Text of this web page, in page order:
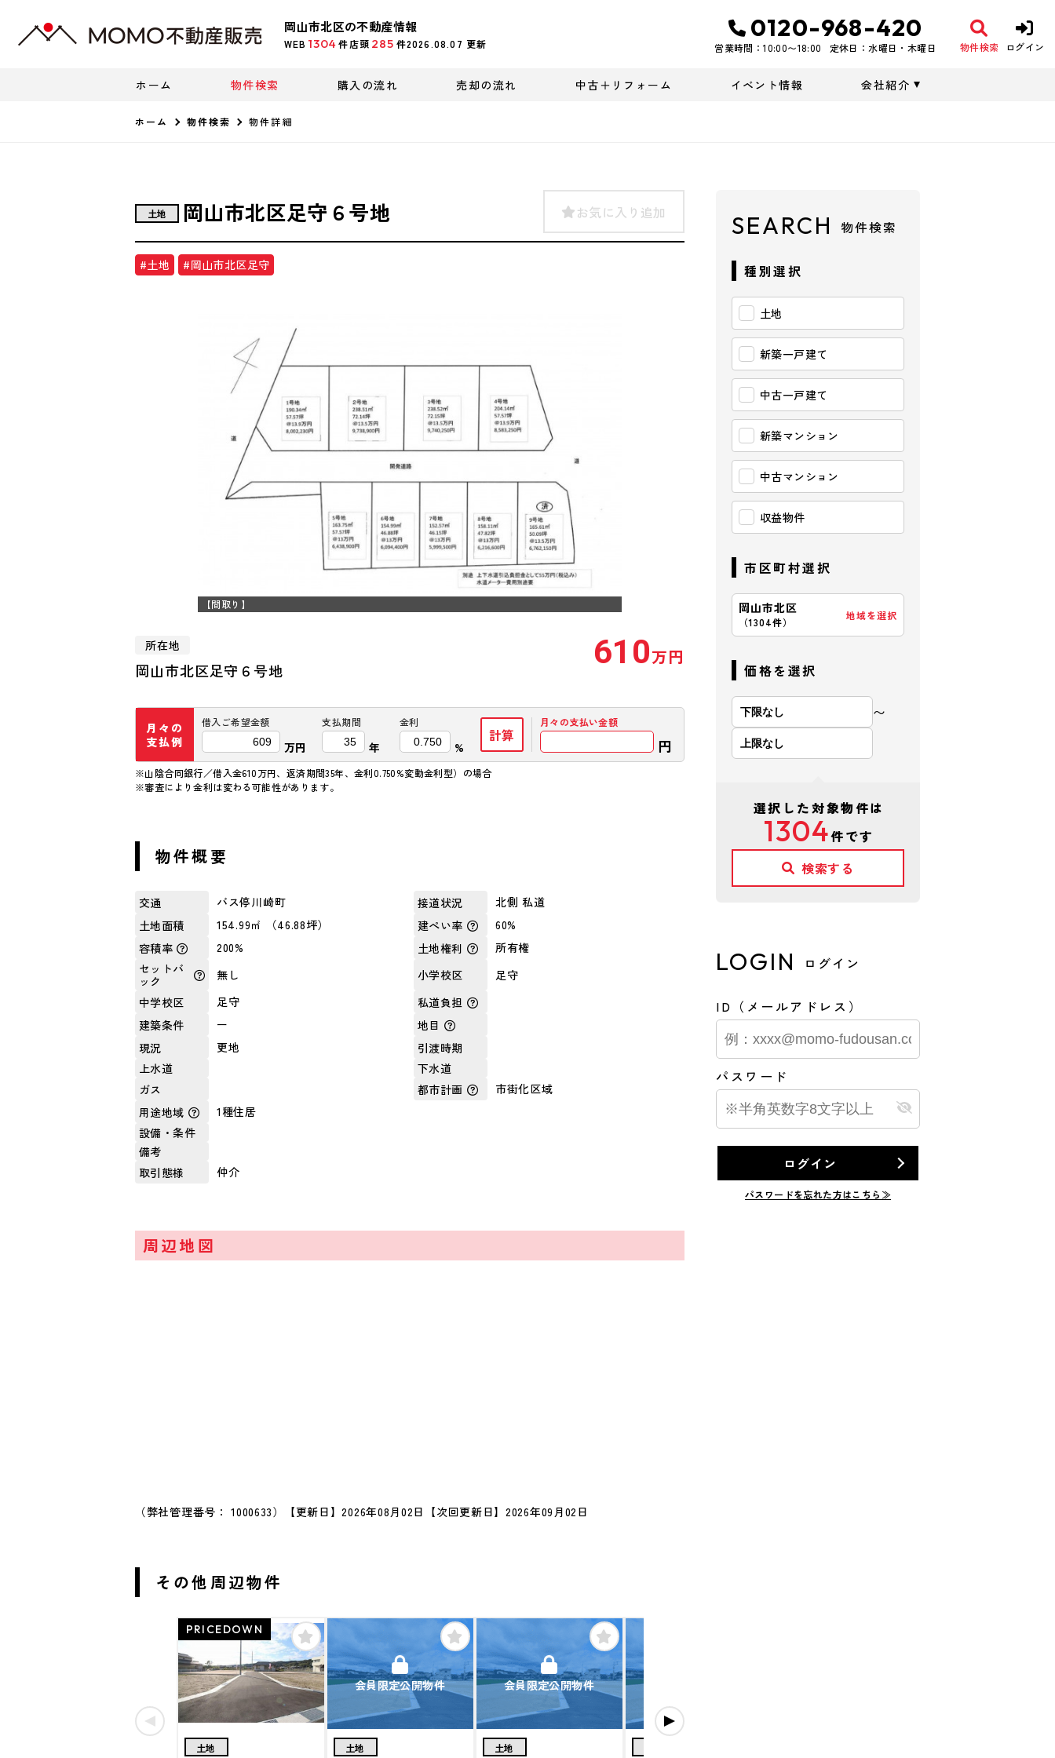
岡山市北区の不動産情報
WEB 1304 件店頭 285 件2026.08.07 更新
0120-968-420
営業時間：10:00〜18:00 定休日：水曜日・木曜日 物件検索 ログイン
ホーム 物件検索 購入の流れ 売却の流れ 中古＋リフォーム イベント情報 会社紹介
ホーム 物件検索 物件詳細
土地 岡山市北区足守６号地 お気に入り追加
#土地 #岡山市北区足守
【間取り】
所在地
岡山市北区足守６号地 610万円
月々の
支払例
借入ご希望金額
万円
支払期間
年
金利
%
計算
月々の支払い金額
円
※山陰合同銀行／借入金610万円、返済期間35年、金利0.750%変動金利型）の場合
※審査により金利は変わる可能性があります。
物件概要
交通 バス停川崎町 接道状況
北側 私道
土地面積
154.99㎡ （46.88坪） 建ぺい率
60%
容積率
200% 土地権利
所有権
セットバ
ック
無し 小学校区
足守
中学校区
足守
私道負担
建築条件
ー
地目
現況
更地
引渡時期
上水道
下水道
ガス
都市計画
市街化区域
用途地域
1種住居
設備・条件
備考
取引態様
仲介
周辺地図
（弊社管理番号： 1000633） 【更新日】2026年08月02日 【次回更新日】2026年09月02日
その他周辺物件
PRICEDOWN
土地
会員限定公開物件
土地
会員限定公開物件
土地
SEARCH 物件検索
種別選択
土地
新築一戸建て
中古一戸建て
新築マンション
中古マンション
収益物件
市区町村選択
岡山市北区
（1304件）
地域を選択
価格を選択
〜
選択した対象物件は
1304件です
検索する
LOGIN ログイン
ID（メールアドレス）
パスワード
ログイン
パスワードを忘れた方はこちら≫